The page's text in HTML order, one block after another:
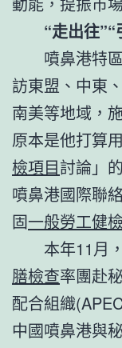
“走出往
噴鼻港特
訪東盟、中東
南美等地域，
原本是他打算
檢項目討論」
噴鼻港國際聯
固一般勞工健檢
本年11月
膳檢查率團赴
配合組織
中國噴鼻港與